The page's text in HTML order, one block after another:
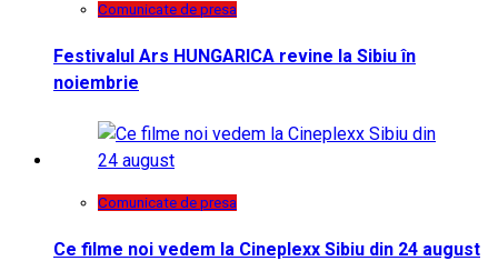
Comunicate de presa
Festivalul Ars HUNGARICA revine la Sibiu în
noiembrie
Comunicate de presa
Ce filme noi vedem la Cineplexx Sibiu din 24 august